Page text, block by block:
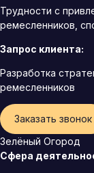
Трудности с
ремесленников,
Запрос клиента:
Разработка
ремесленников
Заказать звонок
Зелёный Огород
Сфера